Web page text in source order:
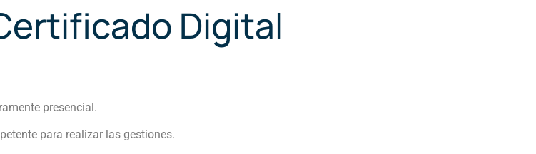
Digital
presencial.
para realizar las gestiones.